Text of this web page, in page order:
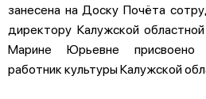
занесена на Доску Почёта
директору Калужской
Марине Юрьевне присвоено
работник культуры Калужской